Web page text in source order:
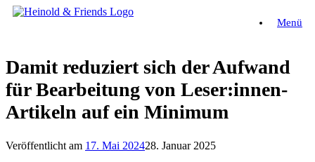
Zum
Menü
Damit reduziert sich der Aufwand
für Bearbeitung von Leser:innen-
Artikeln auf ein Minimum
Veröffentlicht am 17. Mai 202428. Januar 2025